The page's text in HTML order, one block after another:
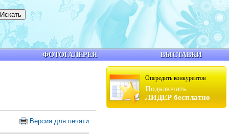
Опередить конкурентов
Подключить
ЛИДЕР бесплатно
Версия для печати
ФОТОГАЛЕРЕЯ ВЫСТАВКИ